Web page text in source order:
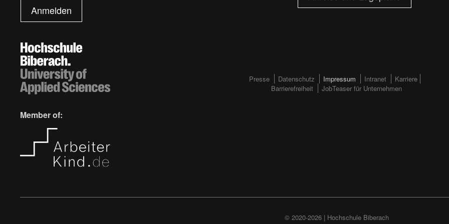
Anmelden
Member of:
FOOTERMENÜ
(HAUPTSEITE)
Presse Datenschutz Impressum Intranet
Karriere
Barrierefreiheit
JobTeaser für Unternehmen
© 2020-2026 | Hochschule Biberach